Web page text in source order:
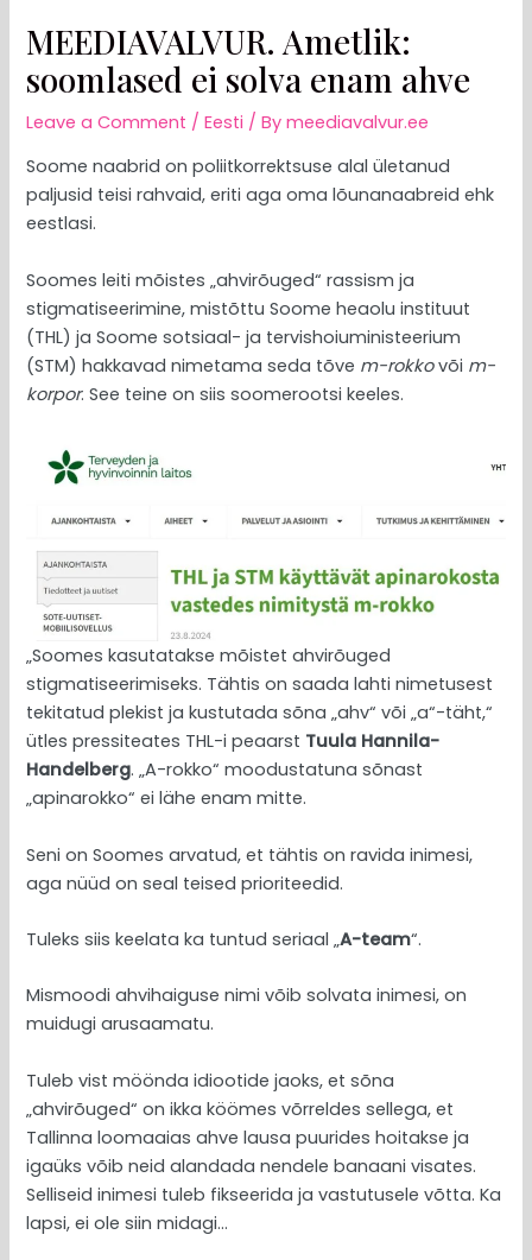
MEEDIAVALVUR. Ametlik:
soomlased ei solva enam ahve
Leave a Comment /Eesti / Bymeediavalvur.ee
Soome naabrid on poliitkorrektsuse alal ületanud
paljusid teisi rahvaid, eriti aga oma lõunanaabreid ehk
eestlasi.
Soomes leiti mõistes „ahvirõuged“ rassism ja
stigmatiseerimine, mistõttu Soome heaolu instituut
(THL) ja Soome sotsiaal- ja tervishoiuministeerium
(STM) hakkavad nimetama seda tõve m-rokkovõi m-
korpor. See teine on siis soomerootsi keeles.
„Soomes kasutatakse mõistet ahvirõuged
stigmatiseerimiseks. Tähtis on saada lahti nimetusest
tekitatud plekist ja kustutada sõna „ahv“ või „a“-täht,“
ütles pressiteates THL-i peaarst Tuula Hannila-
Handelberg. „A-rokko“ moodustatuna sõnast
„apinarokko“ ei lähe enam mitte.
Seni on Soomes arvatud, et tähtis on ravida inimesi,
aga nüüd on seal teised prioriteedid.
Tuleks siis keelata ka tuntud seriaal „A-team“.
Mismoodi ahvihaiguse nimi võib solvata inimesi, on
muidugi arusaamatu.
Tuleb vist möönda idiootide jaoks, et sõna
„ahvirõuged“ on ikka köömes võrreldes sellega, et
Tallinna loomaaias ahve lausa puurides hoitakse ja
igaüks võib neid alandada nendele banaani visates.
Selliseid inimesi tuleb fikseerida ja vastutusele võtta. Ka
lapsi, ei ole siin midagi…